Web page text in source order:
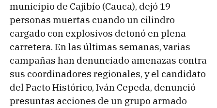
municipio de Cajibío (Cauca), dejó 19
personas muertas cuando un cilindro
cargado con explosivos detonó en plena
carretera. En las últimas semanas, varias
campañas han denunciado amenazas contra
sus coordinadores regionales, y el candidato
del Pacto Histórico, Iván Cepeda, denunció
presuntas acciones de un grupo armado